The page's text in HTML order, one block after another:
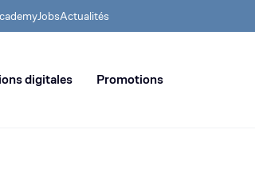
JobsActualités
de machines
digitales Promotions